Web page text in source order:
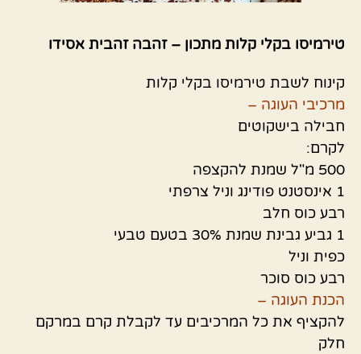
טירמיסו בקלי קלות מתכון – זהבה זהבית אסידו
קינוח לשבת טירמיסו בקלי קלות
מרכיבי העוגה –
חבילה בישקוטים
לקרם:
500 מ"ל שמנת להקצפה
1 אינסטנט פודינג וניל צרפתי
רבע כוס חלב
1 גביע גבינת שמנת 30% בטעם טבעי
כפית וניל
רבע כוס סוכר
הכנת העוגה –
להקציף את כל המרכיבים עד לקבלת קרם במרקם
חלק